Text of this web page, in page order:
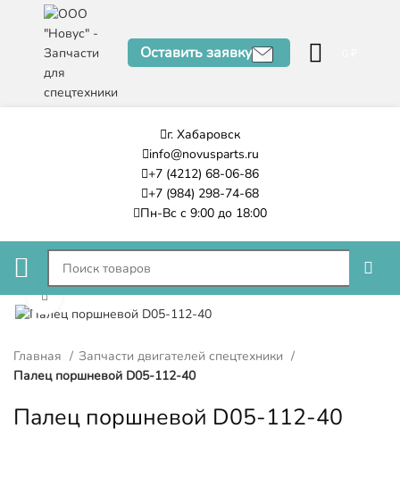
Оставить заявку
г. Хабаровск
info@novusparts.ru
+7 (4212) 68-06-86
+7 (984) 298-74-68
Пн-Вс с 9:00 до 18:00
Нажмите, чтобы увеличить
Главная
Запчасти двигателей спецтехники
Палец поршневой D05-112-40
Палец поршневой D05-112-40